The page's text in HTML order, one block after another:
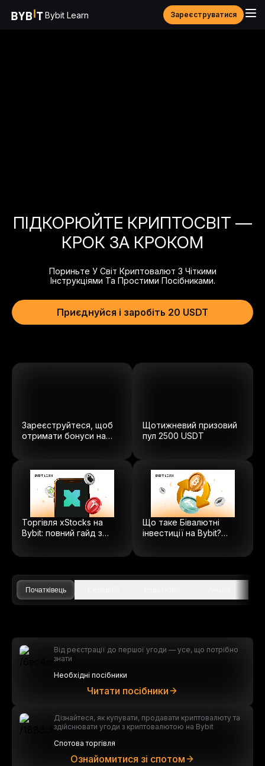
Bybit Learn Зареєструватися
ПІДКОРЮЙТЕ КРИПТОСВІТ —
КРОК ЗА КРОКОМ
Пориньте У Світ Криптовалют З Чіткими
Інструкціями Та Простими Посібниками.
Приєднуйся і заробіть 20 USDT
Зареєструйтеся, щоб
отримати бонуси на
Щотижневий призовий
пул 2500 USDT
Торгівля xStocks на
Bybit: повний гайд з
Що таке Бівалютні
інвестиції на Bybit?
Початківець
Від реєстрації до першої угоди — усе, що потрібно
знати
Необхідні посібники
Читати посібники
Дізнайтеся, як купувати, продавати криптовалюту та
здійснювати угоди з криптовалютою на Bybit
Спотова торгівля
Ознайомитися зі спотом